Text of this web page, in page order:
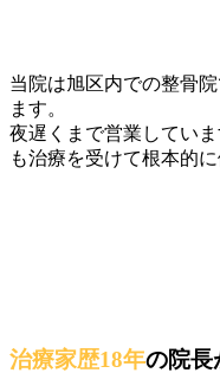
当院は旭区内での整骨
ます。
夜遅くまで営業してい
も治療を受けて根本的
治療家歴18年の院長